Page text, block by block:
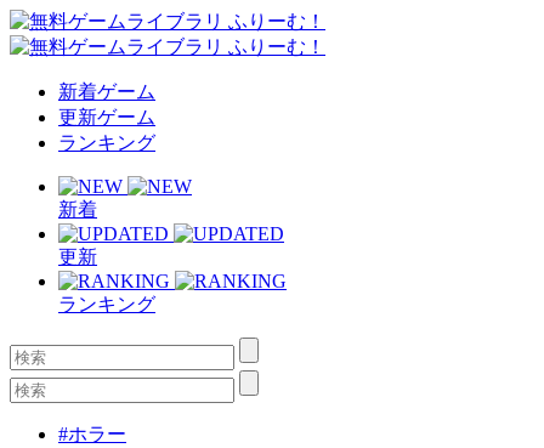
新着ゲーム
更新ゲーム
ランキング
新着
更新
ランキング
#ホラー